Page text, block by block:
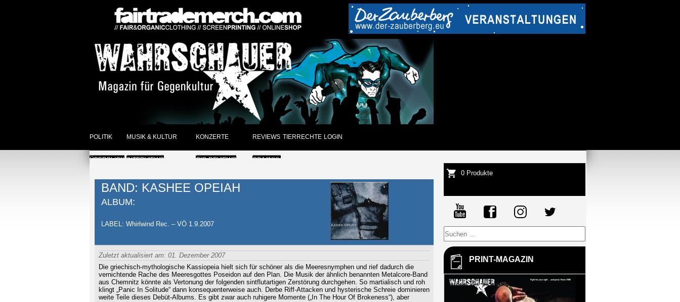
POLITIK
ÜBERBLICK
MUSIK & KULTUR
INTERVIEWS
REVIEWS DER WOCHE
SONSTIGES
ÜBERBLICK
KONZERTE
GIG-REVIEWS
ANKÜNDIGUNGEN
REVIEWS
CD/VINYL
DVD
TIERRECHTE LOGIN
BAND: KASHEE OPEIAH
ALBUM:
LABEL: Whirlwind Rec. – VÖ 1.9.2007
Zuletzt aktualisiert am: 01. Dezember 2007
Die griechisch-mythologische Kassiopeia hielt sich für schöner als die Meeresnymphen und rief dadurch die
vernichtende Rache des Meeresgottes Poseidon auf den Plan. Die Musik der ähnlich benannten Metalcore-Band
aus Chemnitz könnte als Vertonung der folgenden sintflutartigen Zerstörung durchgehen. So martialisch und roh
klingt „Panic In Solitude“ dann konsequenterweise auch. Derbe Riff-Attacken und hysterische Schreie dominieren
weite Teile dieses Debüt-Albums. Es gibt zwar auch ruhigere Momente („In The Hour Of Brokeness“), aber
0 Produkte
PRINT-MAGAZIN